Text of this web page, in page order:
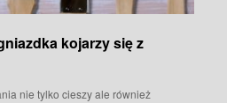
kojarzy się z
nie tylko cieszy ale również